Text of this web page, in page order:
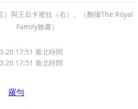
）與王后卡蜜拉（右）。（翻攝The Royal
Family臉書）
17:51 臺北時間
17:51 臺北時間
羅勻